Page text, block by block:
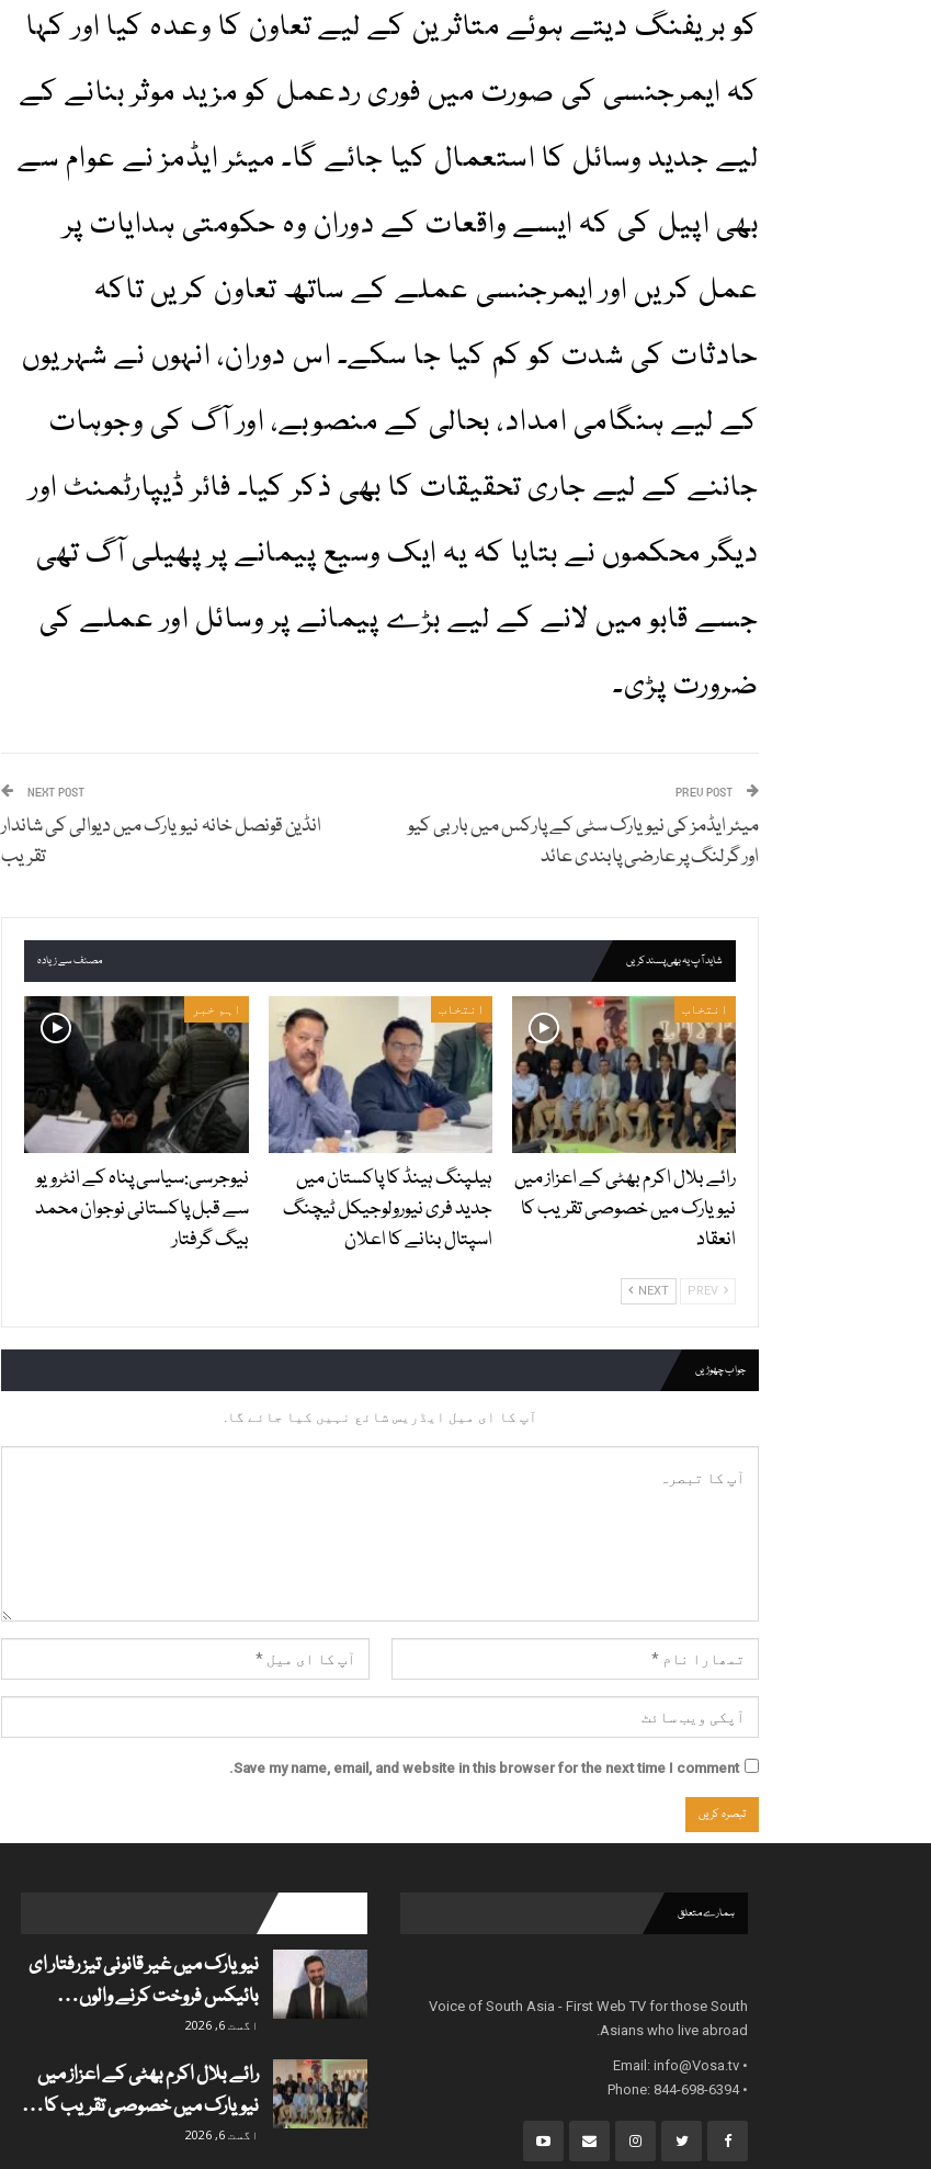
کو بریفنگ دیتے ہوئے متاثرین کے لیے تعاون کا وعدہ کیا اور کہا
کہ ایمرجنسی کی صورت میں فوری ردعمل کو مزید موثر بنانے کے
لیے جدید وسائل کا استعمال کیا جائے گا۔ میئر ایڈمز نے عوام سے
بھی اپیل کی کہ ایسے واقعات کے دوران وہ حکومتی ہدایات پر
عمل کریں اور ایمرجنسی عملے کے ساتھ تعاون کریں تاکہ
حادثات کی شدت کو کم کیا جا سکے۔ اس دوران، انہوں نے شہریوں
کے لیے ہنگامی امداد، بحالی کے منصوبے، اور آگ کی وجوہات
جاننے کے لیے جاری تحقیقات کا بھی ذکر کیا۔ فائر ڈیپارٹمنٹ اور
دیگر محکموں نے بتایا کہ یہ ایک وسیع پیمانے پر پھیلی آگ تھی
جسے قابو میں لانے کے لیے بڑے پیمانے پر وسائل اور عملے کی
ضرورت پڑی۔
میئر ایڈمز کی نیویارک سٹی کے پارکس میں باربی کیو
اور گرلنگ پر عارضی پابندی عائد
NEXT POST
انڈین قونصل خانہ نیویارک میں دیوالی کی شاندار
تقریب
شاید آپ یہ بھی پسند کریں مصنف سے زیادہ
انتخاب
رائے بلال اکرم بھٹی کے اعزاز میں
نیویارک میں خصوصی تقریب کا
انعقاد
انتخاب
ہیلپنگ ہینڈ کا پاکستان میں
جدید فری نیورولوجیکل ٹیچنگ
اسپتال بنانے کا اعلان
اہم خبر
نیوجرسی:سیاسی پناہ کے انٹرویو
سے قبل پاکستانی نوجوان محمد
بیگ گرفتار
NEXT
جواب چھوڑیں
آپ کا ای میل ایڈریس شائع نہیں کیا جائے گا.
Save my name, email, and website in this browser for the next time I comment.
ہمارے متعلق
Voice of South Asia - First Web TV for those South
Asians who live abroad.
• Email:
info@Vosa.tv
• Phone: 844-698-6394
نیویارک میں غیر قانونی تیز رفتار ای
بائیکس فروخت کرنے والوں…
اگست 6, 2026
رائے بلال اکرم بھٹی کے اعزاز میں
نیویارک میں خصوصی تقریب کا…
اگست 6, 2026